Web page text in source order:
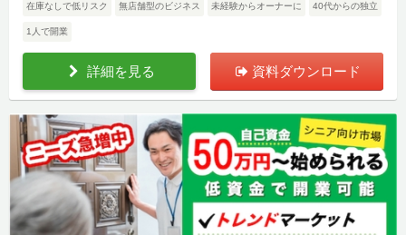
在庫なしで低リスク 無店舗型のビジネス 未経験からオーナーに 40代からの独立
1人で開業
詳細を見る 資料ダウンロード